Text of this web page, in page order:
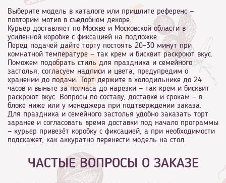
Выберите модель в каталоге или пришлите референс —
повторим мотив в съедобном декоре.
Курьер доставляет по Москве и Московской области в
усиленной коробке с фиксацией на подложке.
Перед подачей дайте торту постоять 20–30 минут при
комнатной температуре — так крем и бисквит раскроют вкус.
Поможем подобрать стиль для праздника и семейного
застолья, согласуем надписи и цвета, предупредим о
хранении до подачи. Торт держите в холодильнике до 24
часов и выньте за полчаса до нарезки — так крем и бисквит
раскроют вкус. Вопросы по составу, доставке и срокам — в
блоке ниже или у менеджера при подтверждении заказа.
Для праздника и семейного застолья удобно заказать торт
заранее и согласовать время доставки под начало программы
— курьер привезёт коробку с фиксацией, а при необходимости
подскажет, как аккуратно перенести модель на стол.
ЧАСТЫЕ ВОПРОСЫ О ЗАКАЗЕ